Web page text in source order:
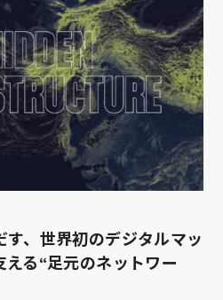
す、世界初のデジタルマッ
る“足元のネットワー